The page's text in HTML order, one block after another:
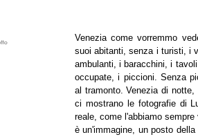
Venezia come vorremmo
suoi abitanti, senza i turisti, i
ambulanti, i baracchini, i
occupate, i piccioni. Senza
al tramonto. Venezia di
ci mostrano le fotografie di
reale, come l'abbiamo
è un'immagine, un posto